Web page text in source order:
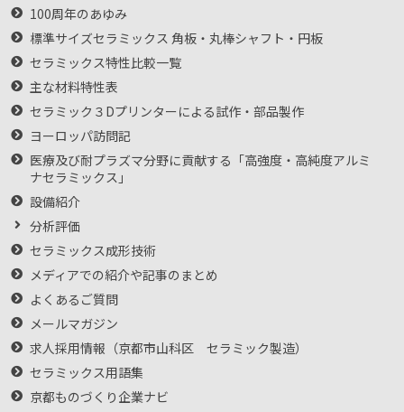
100周年のあゆみ
標準サイズセラミックス 角板・丸棒シャフト・円板
セラミックス特性比較一覧
主な材料特性表
セラミック３Dプリンターによる試作・部品製作
ヨーロッパ訪問記
医療及び耐プラズマ分野に貢献する「高強度・高純度アルミ
ナセラミックス」
設備紹介
分析評価
セラミックス成形技術
メディアでの紹介や記事のまとめ
よくあるご質問
メールマガジン
求人採用情報（京都市山科区 セラミック製造）
セラミックス用語集
京都ものづくり企業ナビ